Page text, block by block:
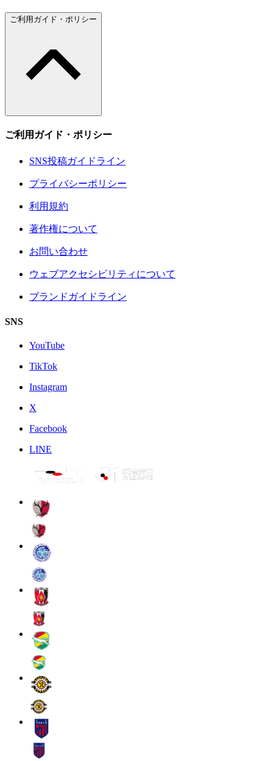
ご利用ガイド・ポリシー
ご利用ガイド・ポリシー
SNS投稿ガイドライン
プライバシーポリシー
利用規約
著作権について
お問い合わせ
ウェブアクセシビリティについて
ブランドガイドライン
SNS
YouTube
TikTok
Instagram
X
Facebook
LINE